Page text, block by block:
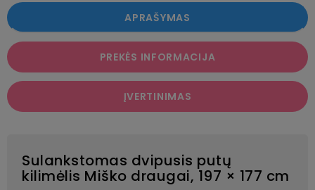
APRAŠYMAS
PREKĖS INFORMACIJA
ĮVERTINIMAS
Sulankstomas dvipusis putų
kilimėlis Miško draugai, 197 × 177 cm